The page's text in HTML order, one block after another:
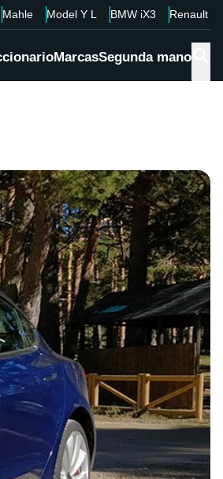
Mahle Model Y L BMW iX3 Renault
MarcasSegunda mano